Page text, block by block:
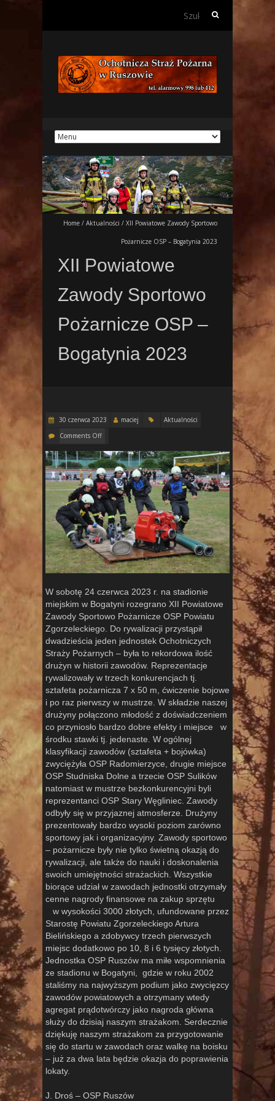
Szukaj:
Home / Aktualności / XII Powiatowe Zawody Sportowo
Pożarnicze OSP – Bogatynia 2023
XII Powiatowe
Zawody Sportowo
Pożarnicze OSP –
Bogatynia 2023
30 czerwca 2023 maciej
Aktualności
Comments Off
W sobotę 24 czerwca 2023 r. na stadionie
miejskim w Bogatyni rozegrano XII Powiatowe
Zawody Sportowo Pożarnicze OSP Powiatu
Zgorzeleckiego. Do rywalizacji przystąpił
dwadzieścia jeden jednostek Ochotniczych
Straży Pożarnych – była to rekordowa ilość
drużyn w historii zawodów. Reprezentacje
rywalizowały w trzech konkurencjach tj.
sztafeta pożarnicza 7 x 50 m, ćwiczenie bojowe
i po raz pierwszy w mustrze. W składzie naszej
drużyny połączono młodość z doświadczeniem
co przyniosło bardzo dobre efekty i miejsce w
środku stawki tj. jedenaste. W ogólnej
klasyfikacji zawodów (sztafeta + bojówka)
zwyciężyła OSP Radomierzyce, drugie miejsce
OSP Studniska Dolne a trzecie OSP Sulików
natomiast w mustrze bezkonkurencyjni byli
reprezentanci OSP Stary Węgliniec. Zawody
odbyły się w przyjaznej atmosferze. Drużyny
prezentowały bardzo wysoki poziom zarówno
sportowy jak i organizacyjny. Zawody sportowo
– pożarnicze były nie tylko świetną okazją do
rywalizacji, ale także do nauki i doskonalenia
swoich umiejętności strażackich. Wszystkie
biorące udział w zawodach jednostki otrzymały
cenne nagrody finansowe na zakup sprzętu
w wysokości 3000 złotych, ufundowane przez
Starostę Powiatu Zgorzeleckiego Artura
Bielińskiego a zdobywcy trzech pierwszych
miejsc dodatkowo po 10, 8 i 6 tysięcy złotych.
Jednostka OSP Ruszów ma miłe wspomnienia
ze stadionu w Bogatyni, gdzie w roku 2002
staliśmy na najwyższym podium jako zwycięzcy
zawodów powiatowych a otrzymany wtedy
agregat prądotwórczy jako nagroda główna
służy do dzisiaj naszym strażakom. Serdecznie
dziękuję naszym strażakom za przygotowanie
się do startu w zawodach oraz walkę na boisku
– już za dwa lata będzie okazja do poprawienia
lokaty.
J. Droś – OSP Ruszów